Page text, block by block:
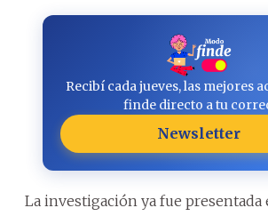
Recibí cada jueves, las mejores
finde directo a tu
Newsletter
La investigación ya fue presentada